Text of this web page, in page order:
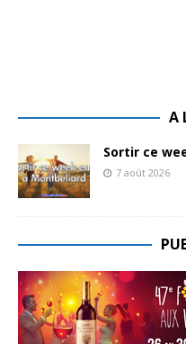
A
Sortir ce
7 août 2026